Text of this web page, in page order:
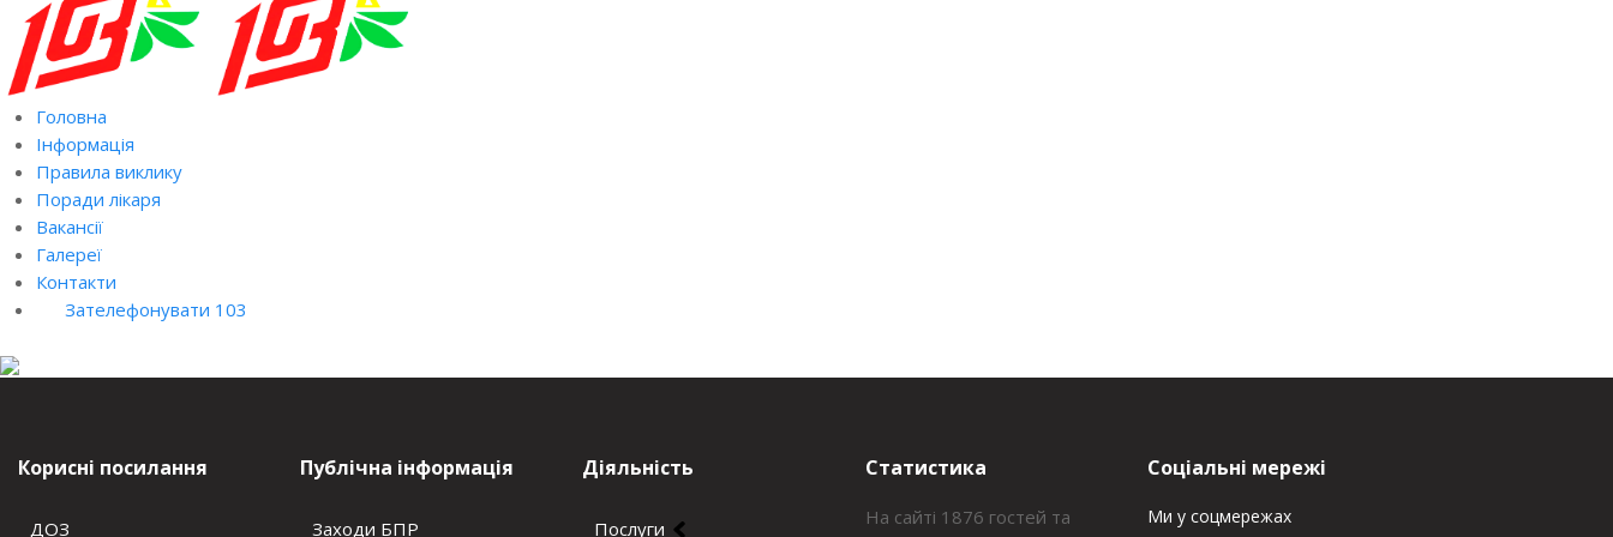
Головна
Інформація
Правила виклику
Поради лікаря
Вакансії
Галереї
Контакти
Зателефонувати 103
Корисні посилання
ДОЗ
Публічна інформація
Заходи БПР
Діяльність
Послуги
Статистика
На сайті 1876 гостей та
Соціальні мережі
Ми у соцмережах